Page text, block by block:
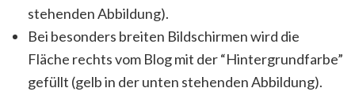
stehenden Abbildung).
Bei besonders breiten Bildschirmen wird die
Fläche rechts vom Blog mit der “Hintergrundfarbe”
gefüllt (gelb in der unten stehenden Abbildung).